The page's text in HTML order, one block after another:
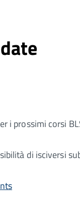
i prossimi corsi
di isciversi